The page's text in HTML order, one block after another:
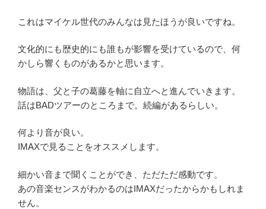
これはマイケル世代のみんなは見たほうが良いですね。
文化的にも歴史的にも誰もが影響を受けているので、何
かしら響くものがあるかと思います。
物語は、父と子の葛藤を軸に自立へと進んでいきます。
話はBADツアーのところまで。続編があるらしい。
何より音が良い。
IMAXで見ることをオススメします。
細かい音まで聞くことができ、ただただ感動です。
あの音楽センスがわかるのはIMAXだったからかもしれま
せん。